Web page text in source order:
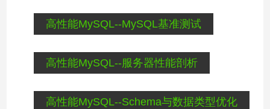
高性能MySQL--MySQL基准测试
高性能MySQL--服务器性能剖析
高性能MySQL--Schema与数据类型优化